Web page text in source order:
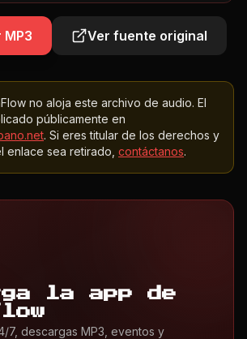
Ver fuente original
no aloja este archivo de audio. El
públicamente en
. Si eres titular de los derechos y
enlace sea retirado, contáctanos.
la app de
7, descargas MP3, eventos y